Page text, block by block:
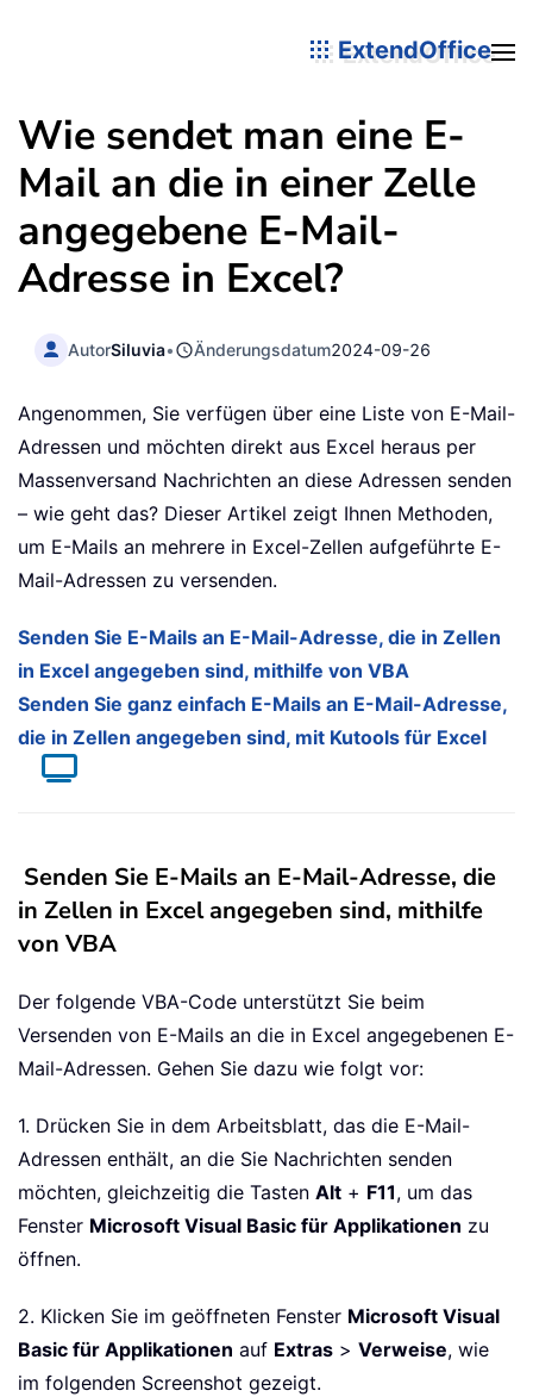
ExtendOffice
Wie sendet man eine E-
Mail an die in einer Zelle
angegebene E-Mail-
Adresse in Excel?
AutorSiluvia• Änderungsdatum2024-09-26
Angenommen, Sie verfügen über eine Liste von E-Mail-
Adressen und möchten direkt aus Excel heraus per
Massenversand Nachrichten an diese Adressen senden
– wie geht das? Dieser Artikel zeigt Ihnen Methoden,
um E-Mails an mehrere in Excel-Zellen aufgeführte E-
Mail-Adressen zu versenden.
Senden Sie E-Mails an E-Mail-Adresse, die in Zellen
in Excel angegeben sind, mithilfe von VBA
Senden Sie ganz einfach E-Mails an E-Mail-Adresse,
die in Zellen angegeben sind, mit Kutools für Excel
Senden Sie E-Mails an E-Mail-Adresse, die
in Zellen in Excel angegeben sind, mithilfe
von VBA
Der folgende VBA-Code unterstützt Sie beim
Versenden von E-Mails an die in Excel angegebenen E-
Mail-Adressen. Gehen Sie dazu wie folgt vor:
1. Drücken Sie in dem Arbeitsblatt, das die E-Mail-
Adressen enthält, an die Sie Nachrichten senden
möchten, gleichzeitig die Tasten Alt + F11, um das
Fenster Microsoft Visual Basic für Applikationen zu
öffnen.
2. Klicken Sie im geöffneten Fenster Microsoft Visual
Basic für Applikationen auf Extras > Verweise, wie
im folgenden Screenshot gezeigt.